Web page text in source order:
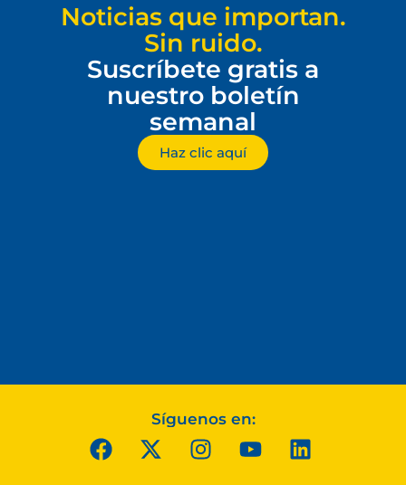
Noticias que importan.
Sin ruido.
Suscríbete gratis a
nuestro boletín
semanal
Haz clic aquí
Síguenos en: